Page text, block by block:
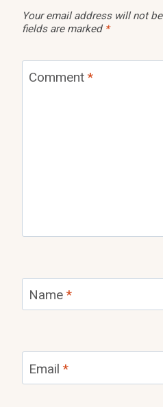
Your email address will not
fields are marked *
Comment *
Name *
Email *